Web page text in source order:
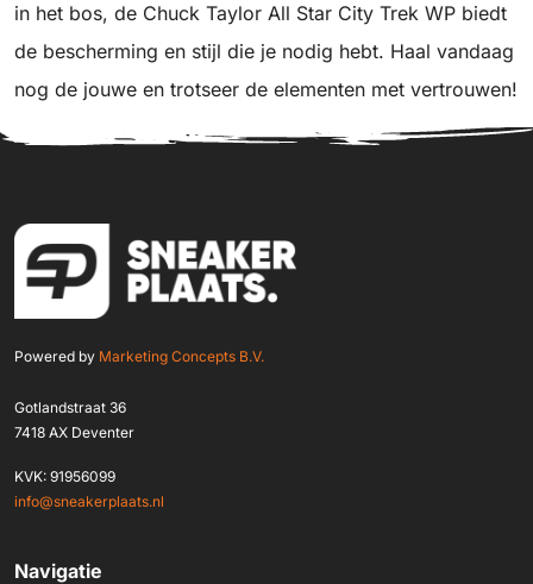
in het bos, de Chuck Taylor All Star City Trek WP biedt
de bescherming en stijl die je nodig hebt. Haal vandaag
nog de jouwe en trotseer de elementen met vertrouwen!
Powered by Marketing Concepts B.V.
Gotlandstraat 36
7418 AX Deventer
KVK: 91956099
info@sneakerplaats.nl
Navigatie